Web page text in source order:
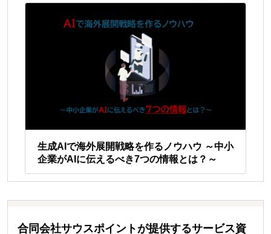
生成AIで海外展開戦略を作るノウハウ ～中小
企業がAIに伝えるべき7つの情報とは？～
合同会社サウスポイントが提供するサービス資